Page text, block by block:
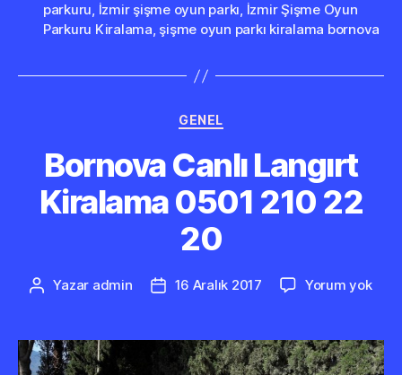
parkuru, İzmir şişme oyun parkı, İzmir Şişme Oyun
Parkuru Kiralama, şişme oyun parkı kiralama bornova
Kategoriler
GENEL
Bornova Canlı Langırt
Kiralama 0501 210 22
20
Yazının
Yazar admin
Yazı16 Aralık 2017 Yorum yok